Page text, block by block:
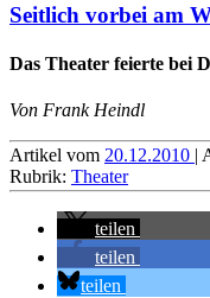
Seitlich vorbei am
Das Theater feierte bei
Von Frank Heindl
Artikel vom 20.12.2010 |
Rubrik: Theater
teilen
teilen
teilen